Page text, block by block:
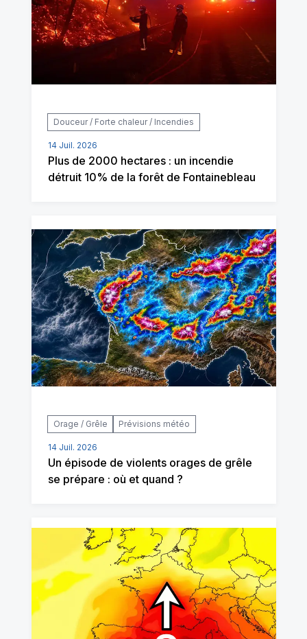
Douceur / Forte chaleur / Incendies
14 Juil. 2026
Plus de 2000 hectares : un incendie
détruit 10% de la forêt de Fontainebleau
Orage / Grêle Prévisions météo
14 Juil. 2026
Un épisode de violents orages de grêle
se prépare : où et quand ?